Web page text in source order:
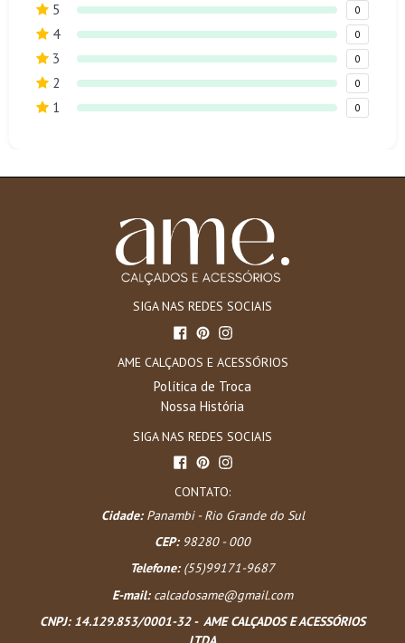
5 0
4 0
3 0
2 0
1 0
SIGA NAS REDES SOCIAIS
FacebookPinterestInstagram
AME CALÇADOS E ACESSÓRIOS
Política de Troca
Nossa História
SIGA NAS REDES SOCIAIS
FacebookPinterestInstagram
CONTATO:
Cidade:Panambi - Rio Grande do Sul
CEP:98280 - 000
Telefone:(55)99171-9687
E-mail: calcadosame@gmail.com
CNPJ: 14.129.853/0001-32 - AME CALÇADOS E ACESSÓRIOS